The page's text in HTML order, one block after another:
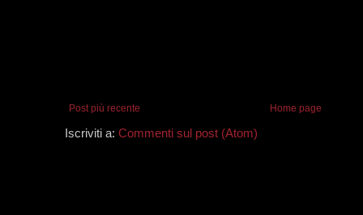
Post più recente Home page
Iscriviti a: Commenti sul post (Atom)